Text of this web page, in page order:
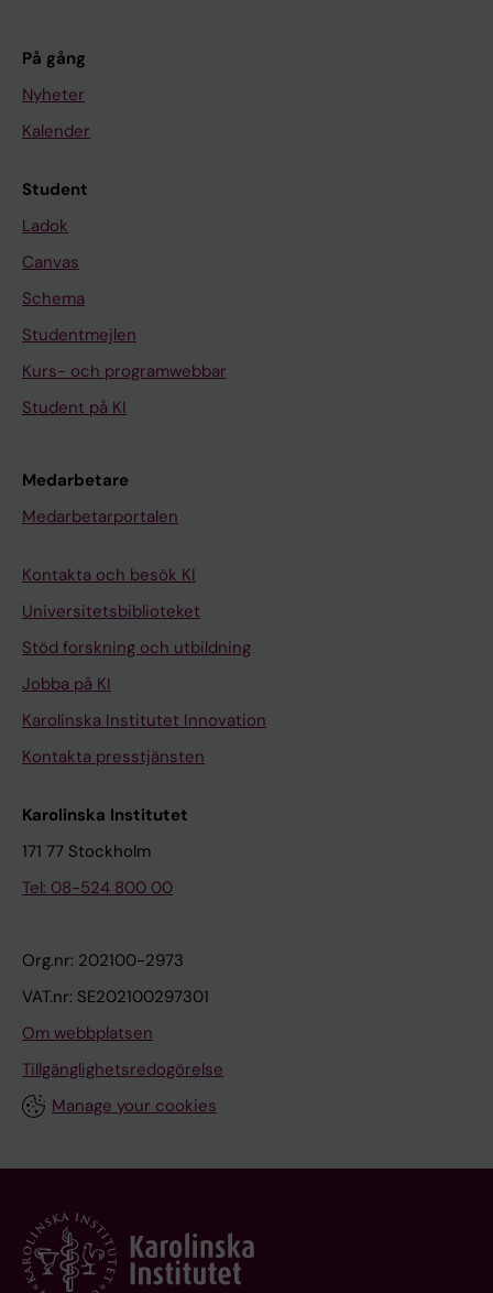
På gång
Nyheter
Kalender
Student
Ladok
Canvas
Schema
Studentmejlen
Kurs- och programwebbar
Student på KI
Medarbetare
Medarbetarportalen
Kontakta och besök KI
Universitetsbiblioteket
Stöd forskning och utbildning
Jobba på KI
Karolinska Institutet Innovation
Kontakta presstjänsten
Karolinska Institutet
171 77 Stockholm
Tel: 08-524 800 00
Org.nr: 202100-2973
VAT.nr: SE202100297301
Om webbplatsen
Tillgänglighetsredogörelse
Manage your cookies